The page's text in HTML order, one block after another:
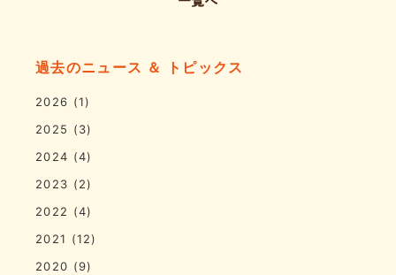
過去のニュース ＆ トピックス
2026 (1)
2025 (3)
2024 (4)
2023 (2)
2022 (4)
2021 (12)
2020 (9)